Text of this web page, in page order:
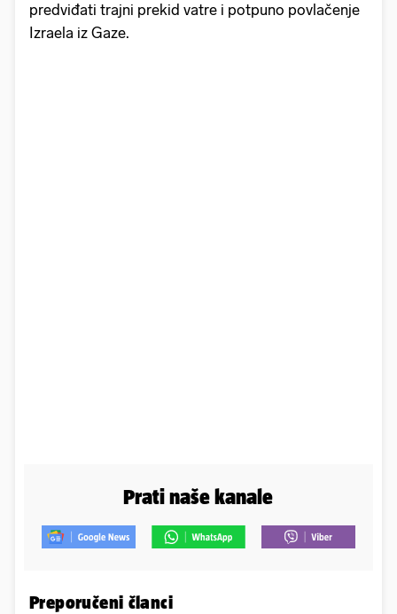
predviđati trajni prekid vatre i potpuno povlačenje
Izraela iz Gaze.
Prati naše kanale
Preporučeni članci